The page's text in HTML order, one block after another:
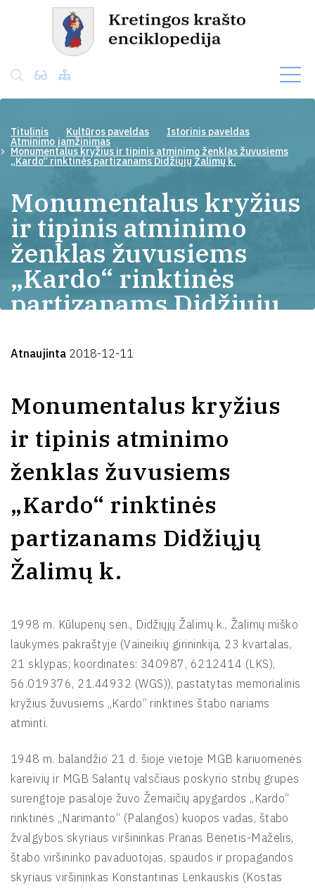
Titulinis Kultūros paveldas Istorinis paveldas
Atminimo įamžinimas
Monumentalus kryžius ir tipinis atminimo ženklas žuvusiems
„Kardo“ rinktinės partizanams Didžiųjų Žalimų k.
Monumentalus kryžius
ir tipinis atminimo
ženklas žuvusiems
„Kardo“ rinktinės
partizanams Didžiųjų
Atnaujinta 2018-12-11
Monumentalus kryžius
ir tipinis atminimo
ženklas žuvusiems
„Kardo“ rinktinės
partizanams Didžiųjų
Žalimų k.
1998 m. Kūlupėnų sen., Didžiųjų Žalimų k., Žalimų miško
laukymės pakraštyje (Vaineikių girininkija, 23 kvartalas,
21 sklypas; koordinatės: 340987, 6212414 (LKS),
56.019376, 21.44932 (WGS)), pastatytas memorialinis
kryžius žuvusiems „Kardo“ rinktinės štabo nariams
atminti.
1948 m. balandžio 21 d. šioje vietoje MGB kariuomenės
kareivių ir MGB Salantų valsčiaus poskyrio stribų grupės
surengtoje pasaloje žuvo Žemaičių apygardos „Kardo“
rinktinės „Narimanto“ (Palangos) kuopos vadas, štabo
žvalgybos skyriaus viršininkas Pranas Benetis-Maželis,
štabo viršininko pavaduotojas, spaudos ir propagandos
skyriaus viršininkas Konstantinas Lenkauskis (Kostas